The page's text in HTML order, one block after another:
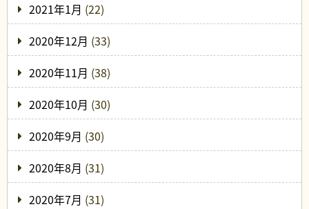
2021年1月 (22)
2020年12月 (33)
2020年11月 (38)
2020年10月 (30)
2020年9月 (30)
2020年8月 (31)
2020年7月 (31)